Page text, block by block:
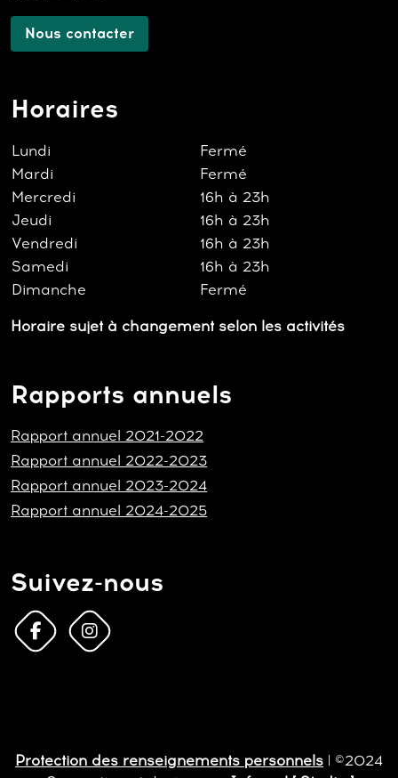
Nous contacter
Horaires
Lundi
Fermé
Mardi
Fermé
Mercredi
16h à 23h
Jeudi
16h à 23h
Vendredi
16h à 23h
Samedi
16h à 23h
Dimanche
Fermé
Horaire sujet à changement selon les activités
Rapports annuels
Rapport annuel 2021-2022
Rapport annuel 2022-2023
Rapport annuel 2023-2024
Rapport annuel 2024-2025
Suivez-nous
Protection des renseignements personnels | ©2024